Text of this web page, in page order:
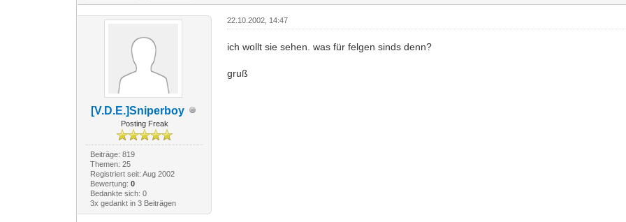
[V.D.E.]Sniperboy
Posting Freak
Beiträge: 819
Themen: 25
Registriert seit: Aug 2002
Bewertung: 0
Bedankte sich: 0
3x gedankt in 3 Beiträgen
22.10.2002, 14:47
ich wollt sie sehen. was für felgen sinds denn?
gruß